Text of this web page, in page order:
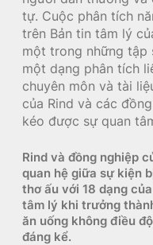
tự. Cuộc phân tích
trên Bản tin tâm lý
một trong những tập
một dạng phân tích
chuyên môn và tài
của Rind và các
kéo được sự quan
Rind và đồng nghiệp
quan hệ giữa sự kiện
thơ ấu với 18 dạng
tâm lý khi trưởng
ăn uống không điều
đáng kể.